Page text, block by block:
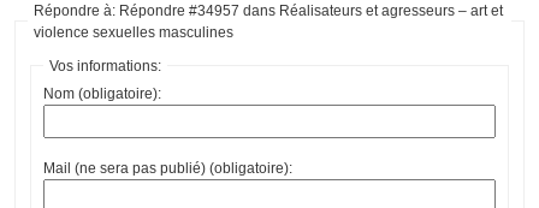
Répondre à: Répondre #34957 dans Réalisateurs et agresseurs – art et
violence sexuelles masculines
Vos informations:
Nom (obligatoire):
Mail (ne sera pas publié) (obligatoire):